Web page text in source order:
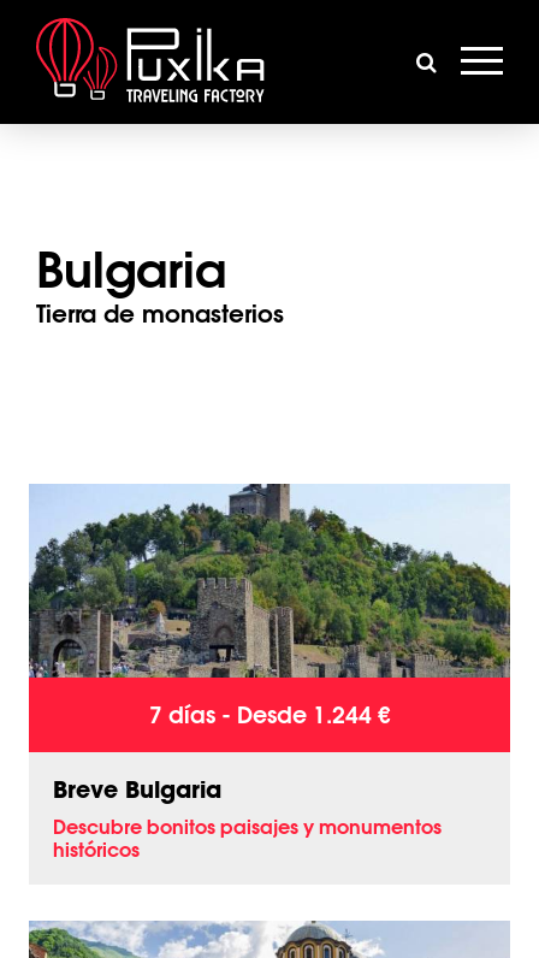
Bulgaria
Tierra de monasterios
7 días - Desde 1.244 €
Breve Bulgaria
Descubre bonitos paisajes y monumentos
históricos